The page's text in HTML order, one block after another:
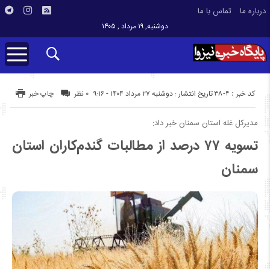
درباره ما تماس با ما
دوشنبه, ۱۹ مرداد , ۱۴۰۵
تاریخ انتشار : دوشنبه ۲۷ مرداد ۱۴۰۴ - ۹:۱۶ کد خبر : 3804 چاپ خبر ۰ نظر
مدیرکل غله استان سمنان خبر داد:
تسویه ۷۷ درصد از مطالبات گندم‌کاران استان
سمنان